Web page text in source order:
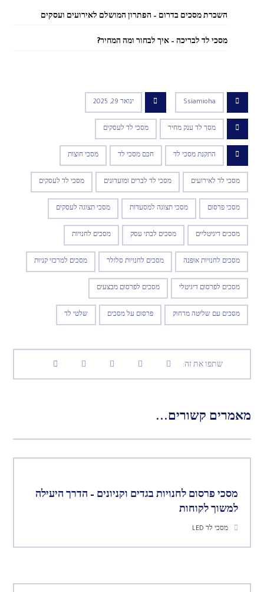
השכרת מסכים בדרום – הפתרון המושלם לאירועים ועסקים
מסכי לד לבריכה – איך לבחור ומה המחיר?
Ssiamioha ינואר 29, 2025
מסך לד ענק מחיר מסכי לד לעסקים
התקנת מסכי לד חכם מסכי לד מסכי חוצות
מסכי לד לאירועים מסכי לד לברים ומועדונים מסכי לד לעסקים
מסכי פרסום מסכי תצוגה למסעדות מסכי תצוגה לעסקים
מסכים דיגיטליים מסכים לבתי עסק מסכים לחנויות
מסכים לחנויות אופנה מסכים לחנויות סלולר מסכים למרכזי קניות
מסכים לפרסום דיגיטלי מסכים לפרסום מבצעים
מסכים עם שליטה מרחוק פרסום על מסכים שלטי לד
מאמרים קשורים...
מסכי פרסום לחנויות בגדים וקניונים – הדרך היעילה
למשוך לקוחות
מסכי לד LED